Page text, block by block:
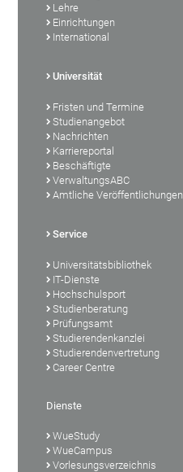
Lehre
Einrichtungen
International
Universität
Fristen und Termine
Studienangebot
Nachrichten
Karriereportal
Beschäftigte
VerwaltungsABC
Amtliche Veröffentlichungen
Service
Universitätsbibliothek
IT-Dienste
Hochschulsport
Studienberatung
Prüfungsamt
Studierendenkanzlei
Studierendenvertretung
Career Centre
Dienste
WueStudy
WueCampus
Vorlesungsverzeichnis